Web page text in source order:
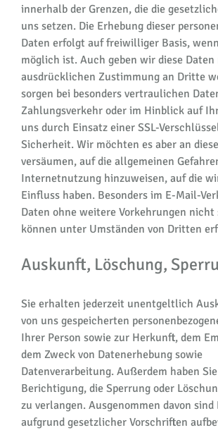
innerhalb der Grenzen, die die
uns setzen. Die Erhebung dieser
Daten erfolgt auf freiwilliger Basis,
möglich ist. Auch geben wir diese
ausdrücklichen Zustimmung an Dritte
sorgen bei besonders vertraulichen
Zahlungsverkehr oder im Hinblick auf
uns durch Einsatz einer SSL-
Sicherheit. Wir möchten es aber an
versäumen, auf die allgemeinen
Internetnutzung hinzuweisen, auf die
Einfluss haben. Besonders im E-Mail-
Daten ohne weitere Vorkehrungen nicht
können unter Umständen von Dritten
Auskunft, Löschung,
Sie erhalten jederzeit unentgeltlich
von uns gespeicherten
Ihrer Person sowie zur Herkunft, dem
dem Zweck von Datenerhebung sowie
Datenverarbeitung. Außerdem haben
Berichtigung, die Sperrung oder
zu verlangen. Ausgenommen davon sind
aufgrund gesetzlicher Vorschriften